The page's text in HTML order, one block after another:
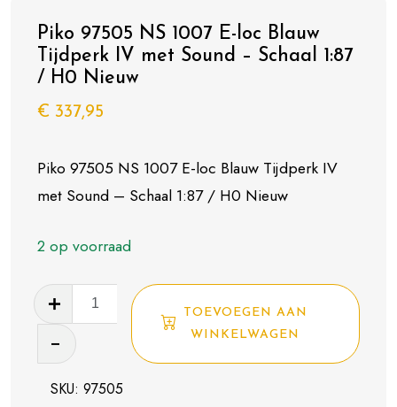
Piko 97505 NS 1007 E-loc Blauw
Tijdperk IV met Sound – Schaal 1:87
/ H0 Nieuw
€ 337,95
Piko 97505 NS 1007 E-loc Blauw Tijdperk IV
met Sound – Schaal 1:87 / H0 Nieuw
2 op voorraad
97505
E-
TOEVOEGEN AAN
WINKELWAGEN
SKU: 97505